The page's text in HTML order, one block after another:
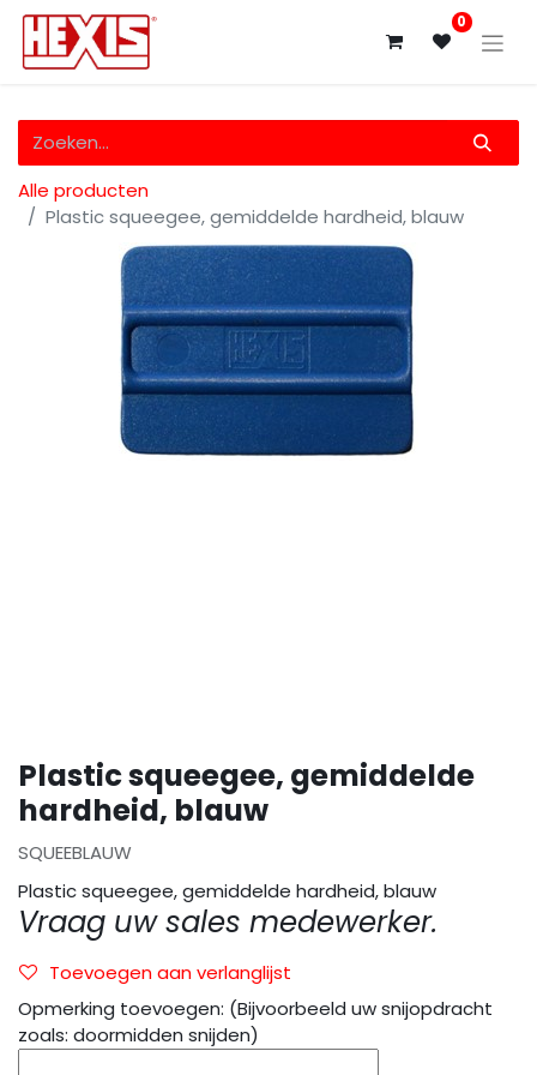
0
Alle producten
Plastic squeegee, gemiddelde hardheid, blauw
Plastic squeegee, gemiddelde
hardheid, blauw
SQUEEBLAUW
Plastic squeegee, gemiddelde hardheid, blauw
Vraag uw sales medewerker.
Toevoegen aan verlanglijst
Opmerking toevoegen: (Bijvoorbeeld uw snijopdracht
zoals: doormidden snijden)